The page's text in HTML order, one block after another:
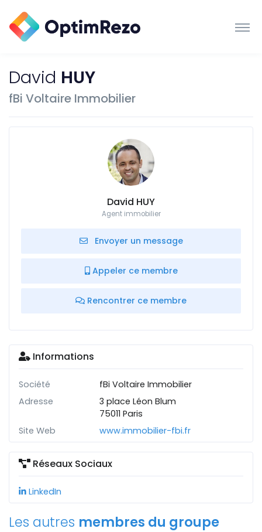
David HUY
fBi Voltaire Immobilier
David HUY
Agent immobilier
Envoyer un message
Appeler ce membre
Rencontrer ce membre
Informations
Société
fBi Voltaire Immobilier
Adresse
3 place Léon Blum
75011 Paris
Site Web
www.immobilier-fbi.fr
Réseaux Sociaux
LinkedIn
Les autres membres du groupe